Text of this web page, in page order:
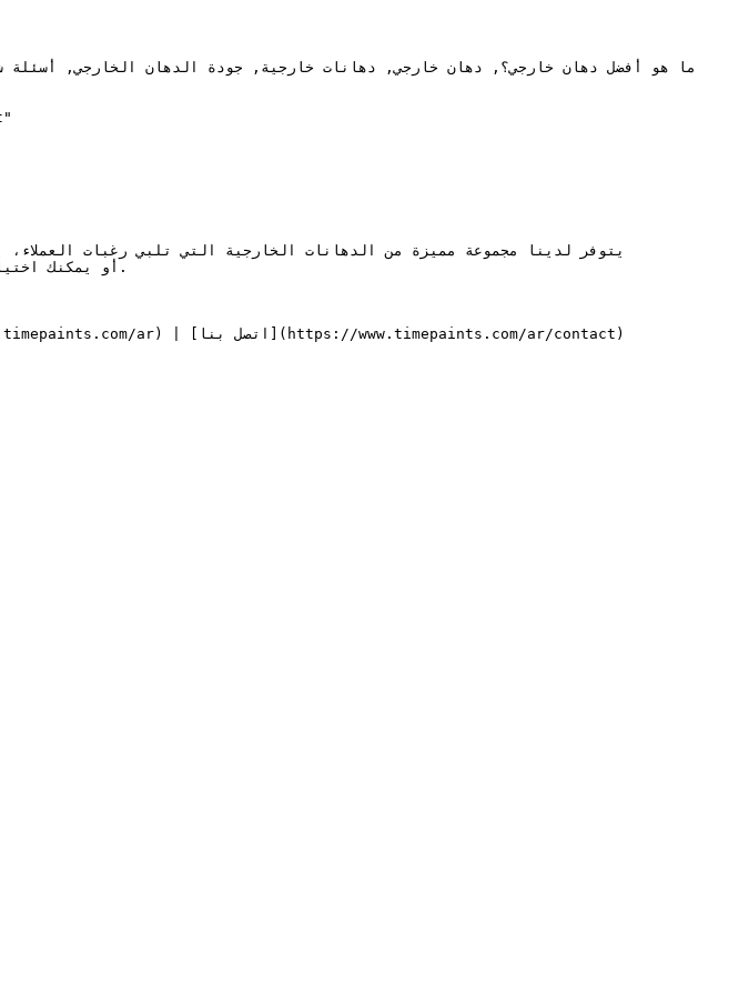
يتوفر لدينا مجموعة مميزة من الدهانات الخارجية التي تلبي رغبات